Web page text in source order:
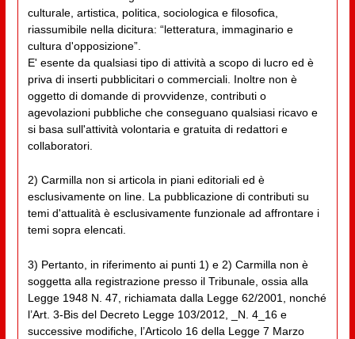
culturale, artistica, politica, sociologica e filosofica,
riassumibile nella dicitura: “letteratura, immaginario e
cultura d'opposizione”.
E' esente da qualsiasi tipo di attività a scopo di lucro ed è
priva di inserti pubblicitari o commerciali. Inoltre non è
oggetto di domande di provvidenze, contributi o
agevolazioni pubbliche che conseguano qualsiasi ricavo e
si basa sull'attività volontaria e gratuita di redattori e
collaboratori.
2) Carmilla non si articola in piani editoriali ed è
esclusivamente on line. La pubblicazione di contributi su
temi d'attualità è esclusivamente funzionale ad affrontare i
temi sopra elencati.
3) Pertanto, in riferimento ai punti 1) e 2) Carmilla non è
soggetta alla registrazione presso il Tribunale, ossia alla
Legge 1948 N. 47, richiamata dalla Legge 62/2001, nonché
l’Art. 3-Bis del Decreto Legge 103/2012, _N. 4_16 e
successive modifiche, l’Articolo 16 della Legge 7 Marzo